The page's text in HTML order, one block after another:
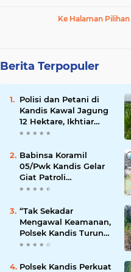
Ke Halaman Pilihan
Berita Terpopuler
Polisi dan Petani di
Kandis Kawal Jagung
12 Hektare, Ikhtiar
Menjaga Ketahanan
Babinsa Koramil
05/Pwk Kandis Gelar
Giat Patroli
Pengamanan Line
Kandis Kandis
“Tak Sekadar
Mengawal Keamanan,
Polsek Kandis Turun
ke Lahan Jagung
Pangan
Polsek Kandis Perkuat